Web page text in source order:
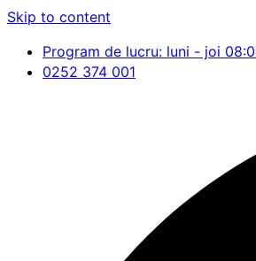
Skip to content
Program de lucru: luni - joi
0252 374 001